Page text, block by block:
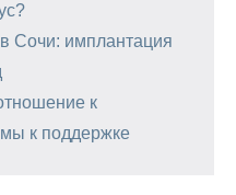
Сочи: имплантация
к
к поддержке